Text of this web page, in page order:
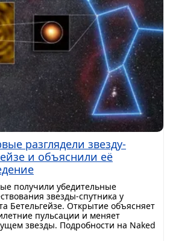
разглядели звезду-
и объяснили её
получили убедительные
звезды-спутника у
Бетельгейзе. Открытие объясняет
пульсации и меняет
звезды. Подробности на Naked